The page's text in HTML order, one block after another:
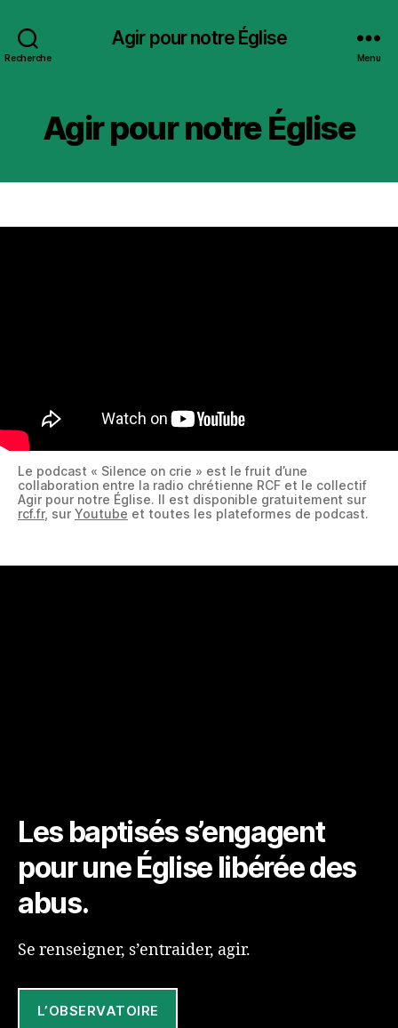
Recherche
Agir pour notre Église
Menu
Agir pour notre Église
Le podcast « Silence on crie » est le fruit d’une
collaboration entre la radio chrétienne RCF et le collectif
Agir pour notre Église. Il est disponible gratuitement sur
rcf.fr, sur Youtube et toutes les plateformes de podcast.
Les baptisés s’engagent
pour une Église libérée des
abus.
Se renseigner, s’entraider, agir.
L’OBSERVATOIRE